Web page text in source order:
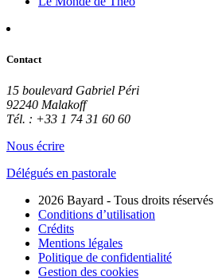
Contact
15 boulevard Gabriel Péri
92240 Malakoff
Tél. : +33 1 74 31 60 60
Nous écrire
Délégués en pastorale
2026 Bayard - Tous droits réservés
Conditions d’utilisation
Crédits
Mentions légales
Politique de confidentialité
Gestion des cookies